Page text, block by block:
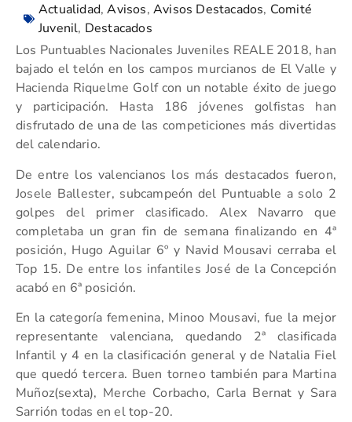
Actualidad,Avisos,Avisos Destacados, Comité
Juvenil, Destacados
Los Puntuables Nacionales Juveniles REALE 2018, han
bajado el telón en los campos murcianos de El Valle y
Hacienda Riquelme Golf con un notable éxito de juego
y participación. Hasta 186 jóvenes golfistas han
disfrutado de una de las competiciones más divertidas
del calendario.
De entre los valencianos los más destacados fueron,
Josele Ballester, subcampeón del Puntuable a solo 2
golpes del primer clasificado. Alex Navarro que
completaba un gran fin de semana finalizando en 4ª
posición, Hugo Aguilar 6º y Navid Mousavi cerraba el
Top 15. De entre los infantiles José de la Concepción
acabó en 6ª posición.
En la categoría femenina, Minoo Mousavi, fue la mejor
representante valenciana, quedando 2ª clasificada
Infantil y 4 en la clasificación general y de Natalia Fiel
que quedó tercera. Buen torneo también para Martina
Muñoz(sexta), Merche Corbacho, Carla Bernat y Sara
Sarrión todas en el top-20.